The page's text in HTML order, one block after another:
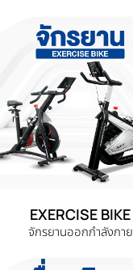
EXERCISE BIKE
จักรยานออกกำลังกาย